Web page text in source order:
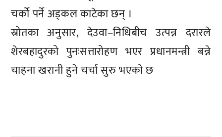
चर्को पर्ने अड्कल काटेका छन् ।
स्रोतका अनुसार, देउवा–निधिबीच उत्पन्न दरारले
शेरबहादुरको पुनःसत्तारोहण भएर प्रधानमन्त्री बन्ने
चाहना खरानी हुने चर्चा सुरु भएको छ